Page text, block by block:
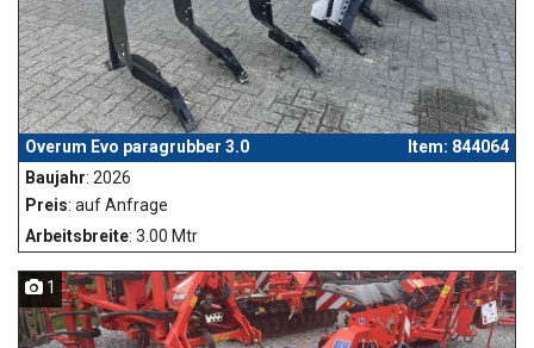
Overum Evo paragrubber 3.0
Item: 844064
Baujahr: 2026
Preis: auf Anfrage
Arbeitsbreite: 3.00 Mtr
1